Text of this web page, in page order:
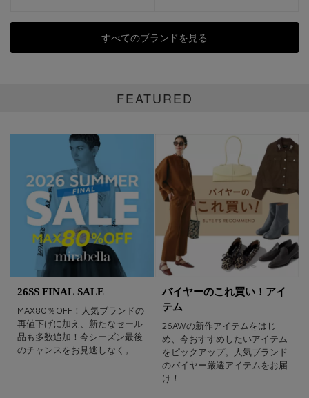
すべてのブランドを見る
FEATURED
26SS FINAL SALE
MAX80％OFF！人気ブランドの
再値下げに加え、新たなセール
品も多数追加！今シーズン最後
のチャンスをお見逃しなく。
バイヤーのこれ買い！アイ
テム
26AWの新作アイテムをはじ
め、今おすすめしたいアイテム
をピックアップ。人気ブランド
のバイヤー厳選アイテムをお届
け！